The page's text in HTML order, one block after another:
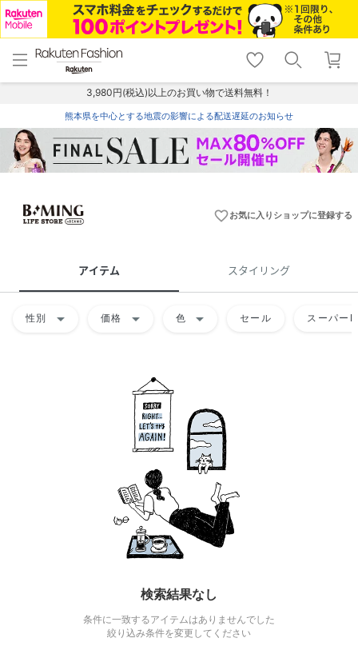
menu home
トップ
shopping_cart lock_outline
ログイン
3,980円(税込)以上のお買い物で送料無料！
熊本県を中心とする地震の影響による配送遅延のお知らせ
favorite_borderお気に入りショップに登録する
アイテム スタイリング
性別 arrow_drop_down 価格 arrow_drop_down 色 arrow_drop_down セール スーパー
検索結果なし
条件に一致するアイテムはありませんでした
絞り込み条件を変更してください